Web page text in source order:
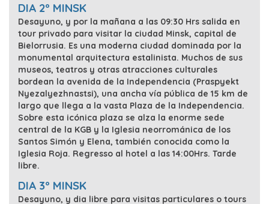
DIA 2º MINSK
Desayuno, y por la mañana a las 09:30 Hrs salida en
tour privado para visitar la ciudad Minsk, capital de
Bielorrusia. Es una moderna ciudad dominada por la
monumental arquitectura estalinista. Muchos de sus
museos, teatros y otras atracciones culturales
bordean la avenida de la Independencia (Praspyekt
Nyezalyezhnastsi), una ancha vía pública de 15 km de
largo que llega a la vasta Plaza de la Independencia.
Sobre esta icónica plaza se alza la enorme sede
central de la KGB y la Iglesia neorrománica de los
Santos Simón y Elena, también conocida como la
Iglesia Roja. Regresso al hotel a las 14:00Hrs. Tarde
libre.
DIA 3º MINSK
Desayuno, y dia libre para visitas particulares o tours